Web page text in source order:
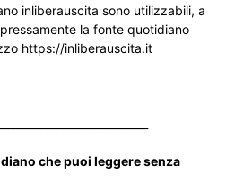
inliberauscita sono utilizzabili, a
la fonte quotidiano
https://inliberauscita.it
che puoi leggere senza